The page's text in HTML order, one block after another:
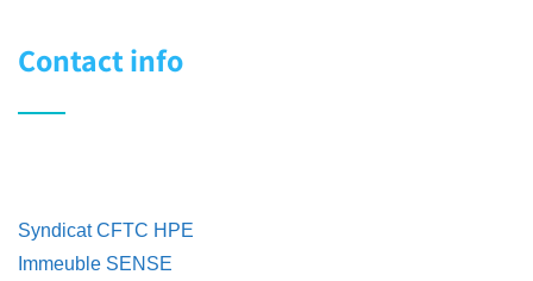
Contact info
Syndicat CFTC HPE
Immeuble SENSE